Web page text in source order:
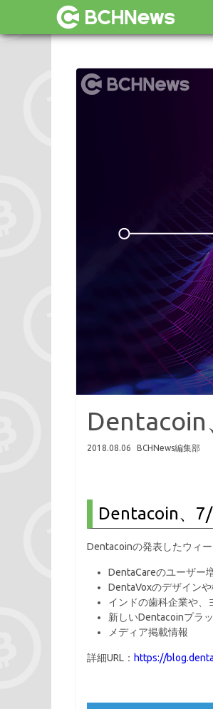
2018.08.06 BCHNews編集部
Dentacoin、
Dentacoinの発表したウィ
DentaCareのユーザー
DentaVoxのデザイン
インドの歯科企業や、
新しいDentacoinプラ
メディア掲載情報
詳細URL： https://